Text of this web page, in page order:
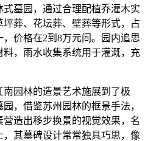
墓园，通过合理配植乔灌木实
葬、花坛葬、壁葬等形式，占
价格在2到8万元间。园内追思
，雨水收集系统用于灌溉，充
园林的造景艺术施展到了极
，借鉴苏州园林的框景手法，
造出移步换景的视觉效果，名
其墓碑设计常常独具巧思，像